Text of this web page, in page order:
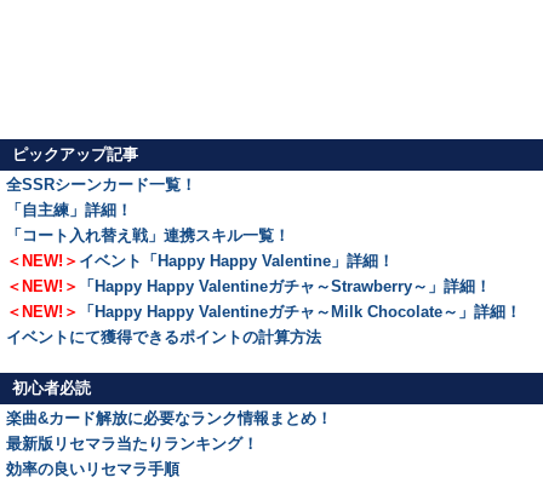
ピックアップ記事
全SSRシーンカード一覧！
「自主練」詳細！
「コート入れ替え戦」連携スキル一覧！
＜NEW!＞ イベント「Happy Happy Valentine」詳細！
＜NEW!＞
「Happy Happy Valentineガチャ～Strawberry～」詳細！
＜NEW!＞
「Happy Happy Valentineガチャ～Milk Chocolate～」詳細！
イベントにて獲得できるポイントの計算方法
初心者必読
楽曲&カード解放に必要なランク情報まとめ！
最新版リセマラ当たりランキング！
効率の良いリセマラ手順